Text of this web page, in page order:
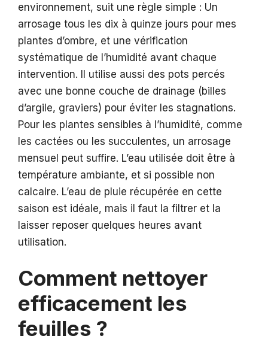
environnement, suit une règle simple : Un
arrosage tous les dix à quinze jours pour mes
plantes d’ombre, et une vérification
systématique de l’humidité avant chaque
intervention. Il utilise aussi des pots percés
avec une bonne couche de drainage (billes
d’argile, graviers) pour éviter les stagnations.
Pour les plantes sensibles à l’humidité, comme
les cactées ou les succulentes, un arrosage
mensuel peut suffire. L’eau utilisée doit être à
température ambiante, et si possible non
calcaire. L’eau de pluie récupérée en cette
saison est idéale, mais il faut la filtrer et la
laisser reposer quelques heures avant
utilisation.
Comment nettoyer
efficacement les
feuilles ?